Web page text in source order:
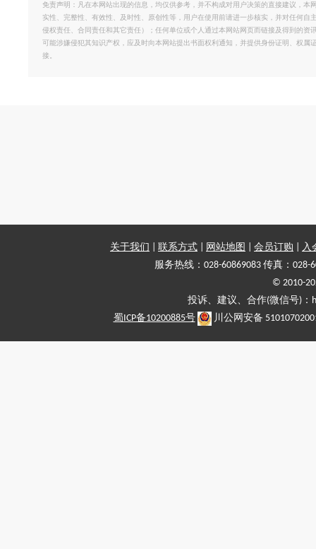
免责声明：凡在本网站出现的信息，均仅供参考，并不构成对用户决策的直接建议，
实性、完整性、有效性、及时性、原创性等，用户在使用前请进一步核实，并对任何
侵权责任、合同责任和其它责任）；任何单位或个人通过本网站网页而链接及得到的
可能涉嫌侵犯其知识产权，应及时向本网站提出书面权利通知，并提供身份证明、权
接。
关于我们 联系方式 网站地图 会员订购
入
服务热线：028-60869083 传真：028-
© 2010-
投诉、建议、合作(微信号)
蜀ICP备10200885号
川公网安备